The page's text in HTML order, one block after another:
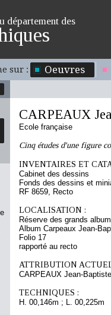
département des
sur : Oeuvres
CARPEAUX
Ecole française
Cinq études d'une figure
INVENTAIRES ET
Cabinet des dessins
Fonds des dessins et
RF 8659, Recto
LOCALISATION :
Réserve des grands
Album Carpeaux Jean-
Folio 17
rapporté au recto
ATTRIBUTION
CARPEAUX Jean-Baptiste
TECHNIQUES :
H. 00,146m ; L. 00,225m